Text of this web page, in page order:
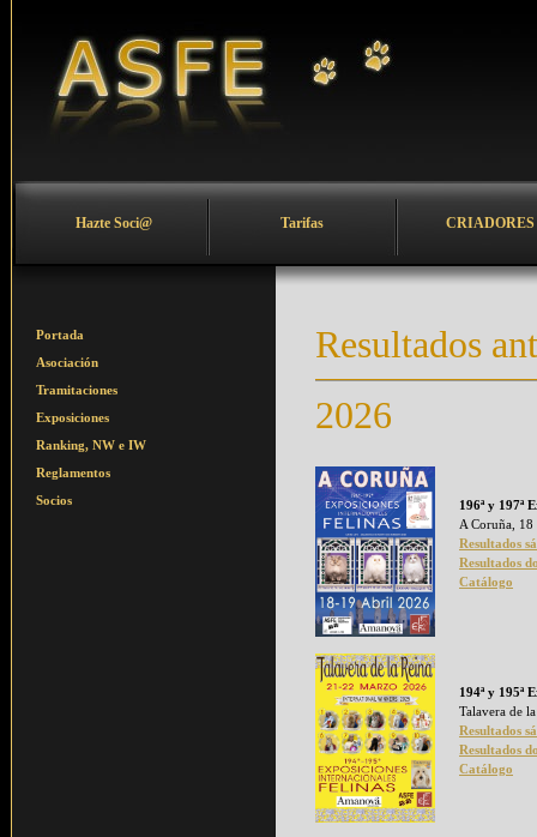
Hazte Soci@ Tarifas CRIADORES
Resultados
2026
196ª y 197ª
A Coruña,
Resultados
Resultados
Catálogo
194ª y 195ª
Talavera de
Resultados
Resultados
Catálogo
Portada
Asociación
Tramitaciones
Exposiciones
Ranking, NW e IW
Reglamentos
Socios